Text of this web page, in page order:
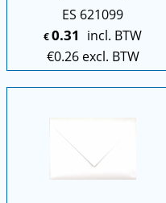
ES 621099
€0.31 incl. BTW
€0.26 excl. BTW